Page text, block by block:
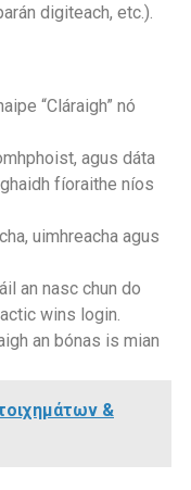
digiteach, etc.).
“Cláraigh” nó
agus dáta
fíoraithe níos
uimhreacha agus
an nasc chun do
wins login.
an bónas is mian
&